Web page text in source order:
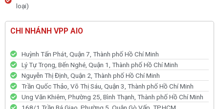
loại)
CHI NHÁNH VPP AIO
Huỳnh Tấn Phát, Quận 7, Thành phố Hồ Chí Minh
Lý Tự Trọng, Bến Nghé, Quận 1, Thành phố Hồ Chí Minh
Nguyễn Thị Định, Quận 2, Thành phố Hồ Chí Minh
Trần Quốc Thảo, Võ Thị Sáu, Quận 3, Thành phố Hồ Chí Minh
Ung Văn Khiêm, Phường 25, Bình Thạnh, Thành phố Hồ Chí Minh